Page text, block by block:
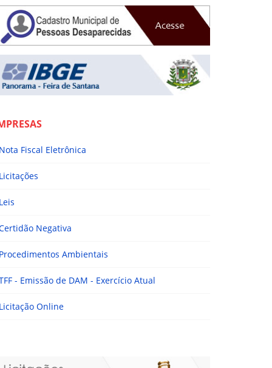
Fiscal Eletrônica
Negativa
Ambientais
- Emissão de DAM - Exercício Atual
Online